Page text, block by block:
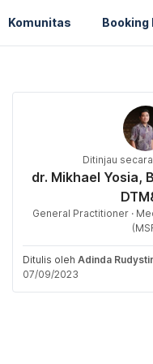
Komunitas Booking
Ditinjau
dr. Mikhael Yosia,
General Practitioner ·
Ditulis oleh Adinda
07/09/2023